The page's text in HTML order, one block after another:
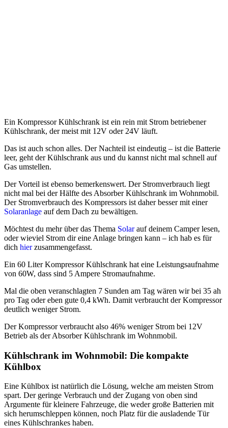
Ein Kompressor Kühlschrank ist ein rein mit Strom betriebener
Kühlschrank, der meist mit 12V oder 24V läuft.
Das ist auch schon alles. Der Nachteil ist eindeutig – ist die Batterie
leer, geht der Kühlschrank aus und du kannst nicht mal schnell auf
Gas umstellen.
Der Vorteil ist ebenso bemerkenswert. Der Stromverbrauch liegt
nicht mal bei der Hälfte des Absorber Kühlschrank im Wohnmobil.
Der Stromverbrauch des Kompressors ist daher besser mit einer
Solaranlage auf dem Dach zu bewältigen.
Möchtest du mehr über das Thema Solarauf deinem Camper lesen,
oder wieviel Strom dir eine Anlage bringen kann – ich hab es für
dich hierzusammengefasst.
Ein 60 Liter Kompressor Kühlschrank hat eine Leistungsaufnahme
von 60W, dass sind 5 Ampere Stromaufnahme.
Mal die oben veranschlagten 7 Sunden am Tag wären wir bei 35 ah
pro Tag oder eben gute 0,4 kWh. Damit verbraucht der Kompressor
deutlich weniger Strom.
Der Kompressor verbraucht also 46% weniger Strom bei 12V
Betrieb als der Absorber Kühlschrank im Wohnmobil.
Kühlschrank im Wohnmobil: Die kompakte
Kühlbox
Eine Kühlbox ist natürlich die Lösung, welche am meisten Strom
spart. Der geringe Verbrauch und der Zugang von oben sind
Argumente für kleinere Fahrzeuge, die weder große Batterien mit
sich herumschleppen können, noch Platz für die ausladende Tür
eines Kühlschrankes haben.